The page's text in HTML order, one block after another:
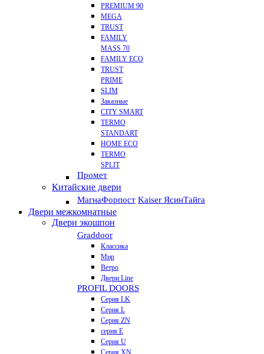
PREMIUM 90
MEGA
TRUST
FAMILY
MASS 70
FAMILY ECO
TRUST
PRIME
SLIM
Заказные
CITY SMART
TERMO
STANDART
HOME ECO
ТЕRМО
SPLIT
Промет
Китайские двери
МагнаФорпост Kaiser ЯсинТайга
Двери межкомнатные
Двери экошпон
Graddoor
Классика
Мир
Ветро
Двери Line
PROFIL DOORS
Серия LK
Серия L
Серия ZN
серия E
Серия U
Серия XN